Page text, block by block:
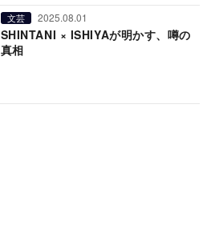
文芸 2025.08.01
SHINTANI × ISHIYAが明かす、噂の
真相